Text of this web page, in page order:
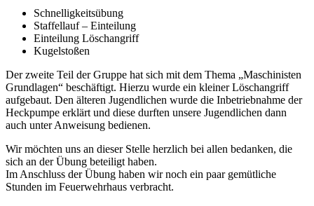
Schnelligkeitsübung
Staffellauf – Einteilung
Einteilung Löschangriff
Kugelstoßen
Der zweite Teil der Gruppe hat sich mit dem Thema „Maschinisten
Grundlagen“ beschäftigt. Hierzu wurde ein kleiner Löschangriff
aufgebaut. Den älteren Jugendlichen wurde die Inbetriebnahme der
Heckpumpe erklärt und diese durften unsere Jugendlichen dann
auch unter Anweisung bedienen.
Wir möchten uns an dieser Stelle herzlich bei allen bedanken, die
sich an der Übung beteiligt haben.
Im Anschluss der Übung haben wir noch ein paar gemütliche
Stunden im Feuerwehrhaus verbracht.